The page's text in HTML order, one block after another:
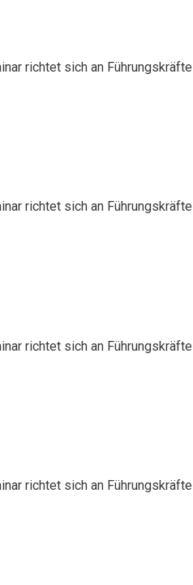
richtet sich an
richtet sich an
richtet sich an
richtet sich an